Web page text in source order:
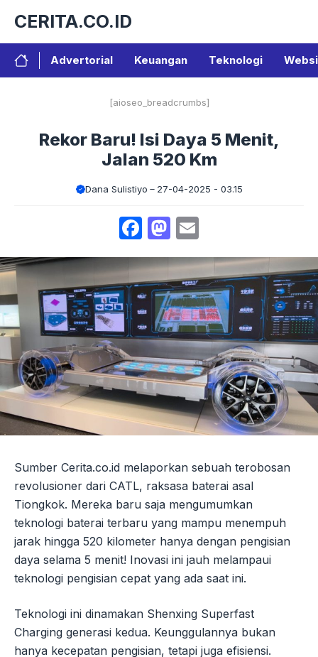
isi
CERITA.CO.ID
Advertorial Keuangan Teknologi
[aioseo_breadcrumbs]
Rekor Baru! Isi Daya 5 Menit,
Jalan 520 Km
Dana Sulistiyo 27-04-2025 - 03.15
Facebook
Mastodon
Sumber Cerita.co.id melaporkan sebuah terobosan
revolusioner dari CATL, raksasa baterai asal
Tiongkok. Mereka baru saja mengumumkan
teknologi baterai terbaru yang mampu menempuh
jarak hingga 520 kilometer hanya dengan pengisian
daya selama 5 menit! Inovasi ini jauh melampaui
teknologi pengisian cepat yang ada saat ini.
Teknologi ini dinamakan Shenxing Superfast
Charging generasi kedua. Keunggulannya bukan
hanya kecepatan pengisian, tetapi juga efisiensi.